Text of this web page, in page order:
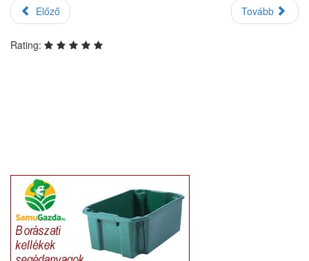
Előző Tovább
Rating: